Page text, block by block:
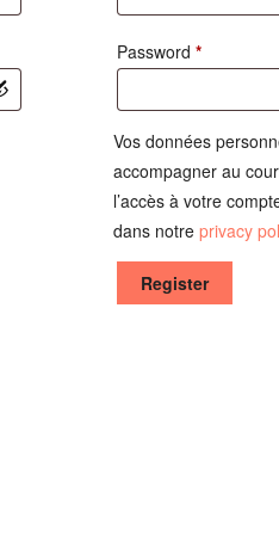
Password*Required
Vos données
accompagner au
l’accès à votre
dans notreprivacy
Register